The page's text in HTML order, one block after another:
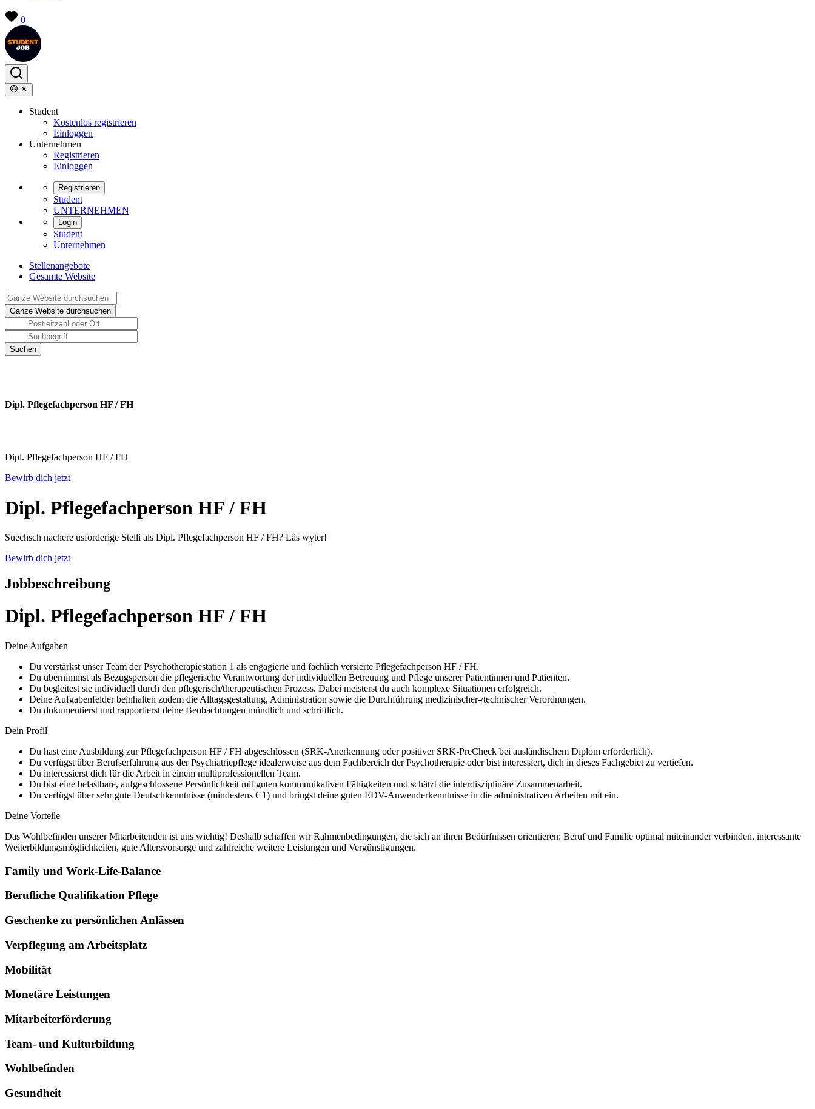
0
Student
Kostenlos registrieren
Einloggen
Unternehmen
Registrieren
Einloggen
Registrieren
Student
UNTERNEHMEN
Login
Student
Unternehmen
Stellenangebote
Gesamte Website
Dipl. Pflegefachperson HF / FH
Dipl. Pflegefachperson HF / FH
Bewirb dich jetzt
Dipl. Pflegefachperson HF / FH
Suechsch nachere usforderige Stelli als Dipl. Pflegefachperson HF / FH? Läs wyter!
Bewirb dich jetzt
Jobbeschreibung
Dipl. Pflegefachperson HF / FH
Deine Aufgaben
Du verstärkst unser Team der Psychotherapiestation 1 als engagierte und fachlich versierte Pflegefachperson HF / FH.
Du übernimmst als Bezugsperson die pflegerische Verantwortung der individuellen Betreuung und Pflege unserer Patientinnen und Patienten.
Du begleitest sie individuell durch den pflegerisch/therapeutischen Prozess. Dabei meisterst du auch komplexe Situationen erfolgreich.
Deine Aufgabenfelder beinhalten zudem die Alltagsgestaltung, Administration sowie die Durchführung medizinischer-/technischer Verordnungen.
Du dokumentierst und rapportierst deine Beobachtungen mündlich und schriftlich.
Dein Profil
Du hast eine Ausbildung zur Pflegefachperson HF / FH abgeschlossen (SRK-Anerkennung oder positiver SRK-PreCheck bei ausländischem Diplom erforderlich).
Du verfügst über Berufserfahrung aus der Psychiatriepflege idealerweise aus dem Fachbereich der Psychotherapie oder bist interessiert, dich in dieses Fachgebiet zu vertiefen.
Du interessierst dich für die Arbeit in einem multiprofessionellen Team.
Du bist eine belastbare, aufgeschlossene Persönlichkeit mit guten kommunikativen Fähigkeiten und schätzt die interdisziplinäre Zusammenarbeit.
Du verfügst über sehr gute Deutschkenntnisse (mindestens C1) und bringst deine guten EDV-Anwenderkenntnisse in die administrativen Arbeiten mit ein.
Deine Vorteile
Das Wohlbefinden unserer Mitarbeitenden ist uns wichtig! Deshalb schaffen wir Rahmenbedingungen, die sich an ihren Bedürfnissen orientieren: Beruf und Familie optimal miteinander verbinden, interessante
Weiterbildungsmöglichkeiten, gute Altersvorsorge und zahlreiche weitere Leistungen und Vergünstigungen.
Family und Work-Life-Balance
Berufliche Qualifikation Pflege
Geschenke zu persönlichen Anlässen
Verpflegung am Arbeitsplatz
Mobilität
Monetäre Leistungen
Mitarbeiterförderung
Team- und Kulturbildung
Wohlbefinden
Gesundheit